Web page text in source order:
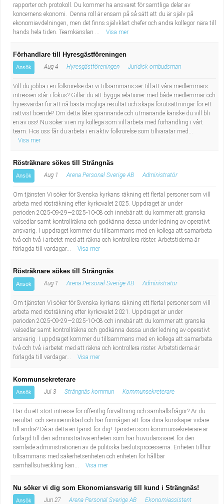
rapporter och protokoll. Du kommer ha ansvaret för samtliga delar av
koncernens ekonomi. Denna roll är ensam på så sätt att du är själv på
ekonomiavdelningen, men det finns självklart chefer och andra kollegor nära till
hands hela tiden. Teamkänslan ...
Visa mer
Förhandlare till Hyresgästföreningen
Ansök Aug 4 Hyresgästföreningen Juridisk ombudsman
Vill du jobba i en folkrörelse där vi tillsammans ser till att våra medlemmars
intressen står i fokus? Gillar du att bygga relationer med både medlemmar och
hyresvärdar för att nå bästa möjliga resultat och skapa förutsättningar för ett
rättvist boende? Om detta låter spännande och utmanande kanske du vill bli
en av oss! Nu söker vi en ny kollega som vill arbeta med förhandling i vårt
team. Hos oss får du arbeta i en aktiv folkrörelse som tillvaratar med...
Visa mer
Rösträknare sökes till Strängnäs
Ansök Aug 1 Arena Personal Sverige AB Administratör
Om tjänsten Vi söker för Svenska kyrkans räkning ett flertal personer som vill
arbeta med rösträkning efter kyrkovalet 2025. Uppdraget är under
perioden 2025-09-29—2025-10-08 och innebär att du kommer att granska
valsedlar samt kontrollräkna och godkänna dessa under ledning av operativt
ansvarig. I uppdraget kommer du tillsammans med en kollega att samarbeta
två och två i arbetet med att räkna och kontrollera röster. Arbetstiderna är
förlagda till vardagar...
Visa mer
Rösträknare sökes till Strängnäs
Ansök Aug 1 Arena Personal Sverige AB Administratör
Om tjänsten Vi söker för Svenska kyrkans räkning ett flertal personer som vill
arbeta med rösträkning efter kyrkovalet 2021. Uppdraget är under
perioden 2025-09-29—2025-10-08 och innebär att du kommer att granska
valsedlar samt kontrollräkna och godkänna dessa under ledning av operativt
ansvarig. I uppdraget kommer du tillsammans med en kollega att samarbeta
två och två i arbetet med att räkna och kontrollera röster. Arbetstiderna är
förlagda till vardagar...
Visa mer
Kommunsekreterare
Ansök Jul 3 Strängnäs kommun Kommunsekreterare
Har du ett stort intresse för offentlig förvaltning och samhällsfrågor? Är du
resultat- och serviceinriktad och har förmågan att föra dina kunskaper vidare
till andra? Då är detta en tjänst för dig! Tjänsten som kommunsekreterare är
förlagd till den administrativa enheten som har huvudansvaret för den
samlade administrationen av de politiska beslutsprocesserna. Enheten tillhör
tillsammans med säkerhetsenheten och enheten för hållbar
samhällsutveckling kan...
Visa mer
Nu söker vi dig som Ekonomiansvarig till kund i Strängnäs!
Ansök Jun 27 Arena Personal Sverige AB Ekonomiassistent